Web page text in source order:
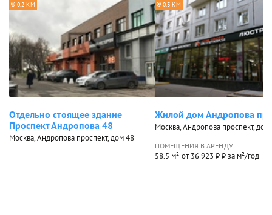
0.2 КМ
Отдельно стоящее здание
Проспект Андропова 48
Москва, Андропова проспект, дом 48
0.3 КМ
Жилой дом Андропова пр-
Москва, Андропова проспект, дом
ПОМЕЩЕНИЯ В АРЕНДУ
58.5 м² от 36 923 ₽ ₽ за м²/год